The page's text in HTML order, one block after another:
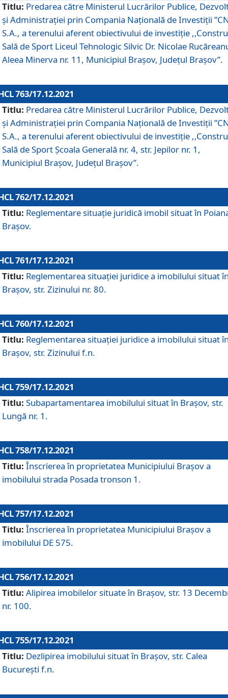
Titlu: Predarea către Ministerul Lucrărilor Publice,
și Administrației prin Compania Naţională de Investiţii
S.A., a terenului aferent obiectivului de investiţie
Sală de Sport Liceul Tehnologic Silvic Dr. Nicolae
Aleea Minerva nr. 11, Municipiul Brașov, Județul Brașov”.
763/17.12.2021
Titlu: Predarea către Ministerul Lucrărilor Publice,
și Administrației prin Compania Naţională de Investiţii
S.A., a terenului aferent obiectivului de investiție
Sală de Sport Școala Generală nr. 4, str. Jepilor nr. 1,
Municipiul Brașov, Județul Brașov”.
762/17.12.2021
Titlu: Reglementare situație juridică imobil situat în
Brașov.
761/17.12.2021
Titlu: Reglementarea situației juridice a imobilului situat
Brașov, str. Zizinului nr. 80.
760/17.12.2021
Titlu: Reglementarea situației juridice a imobilului situat
Brașov, str. Zizinului f.n.
759/17.12.2021
Titlu: Subapartamentarea imobilului situat în Brașov, str.
Lungă nr. 1.
758/17.12.2021
Titlu: Înscrierea în proprietatea Municipiului Brașov a
imobilului strada Posada tronson 1.
757/17.12.2021
Titlu: Înscrierea în proprietatea Municipiului Brașov a
imobilului DE 575.
756/17.12.2021
Titlu: Alipirea imobilelor situate în Brașov, str. 13
nr. 100.
755/17.12.2021
Titlu: Dezlipirea imobilului situat în Brașov, str. Calea
București f.n.